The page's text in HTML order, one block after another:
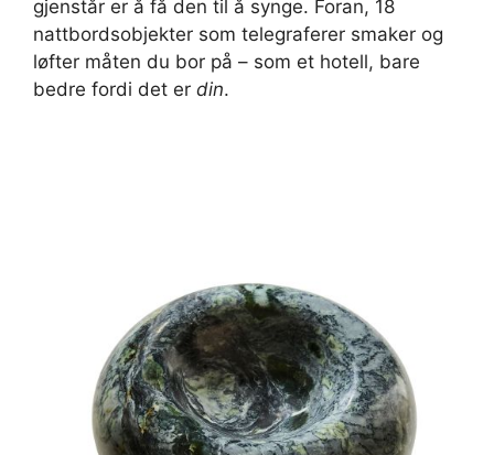
gjenstår er å få den til å synge. Foran, 18
nattbordsobjekter som telegraferer smaker og
løfter måten du bor på – som et hotell, bare
bedre fordi det er din.